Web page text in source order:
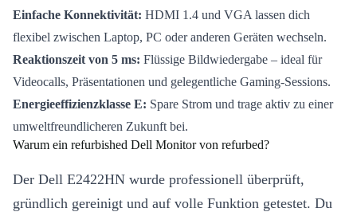
Einfache Konnektivität: HDMI 1.4 und VGA lassen dich
flexibel zwischen Laptop, PC oder anderen Geräten wechseln.
Reaktionszeit von 5 ms: Flüssige Bildwiedergabe – ideal für
Videocalls, Präsentationen und gelegentliche Gaming-Sessions.
Energieeffizienzklasse E: Spare Strom und trage aktiv zu einer
umweltfreundlicheren Zukunft bei.
Warum ein refurbished Dell Monitor von refurbed?
Der Dell E2422HN wurde professionell überprüft,
gründlich gereinigt und auf volle Funktion getestet. Du